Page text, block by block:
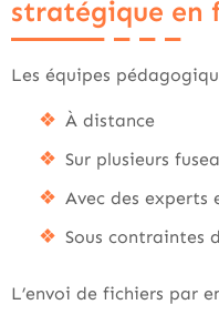
stratégique en
Les équipes
À distance
Sur plusieurs
Avec des experts
Sous contraintes
L’envoi de fichiers par